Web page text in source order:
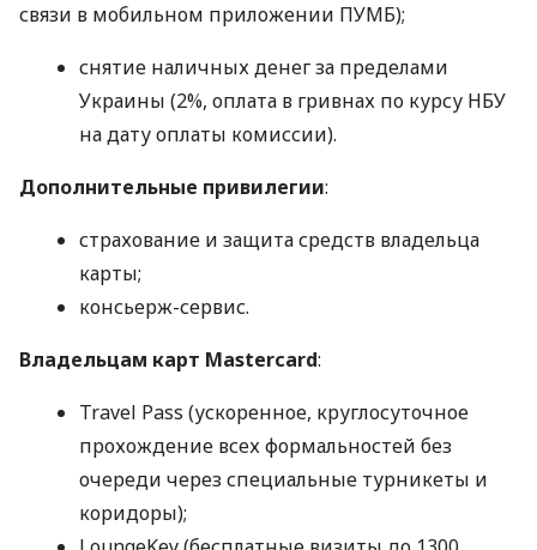
связи в мобильном приложении ПУМБ);
снятие наличных денег за пределами
Украины (2%, оплата в гривнах по курсу НБУ
на дату оплаты комиссии).
Дополнительные привилегии:
страхование и защита средств владельца
карты;
консьерж-сервис.
Владельцам карт Mastercard:
Travel Pass (ускоренное, круглосуточное
прохождение всех формальностей без
очереди через специальные турникеты и
коридоры);